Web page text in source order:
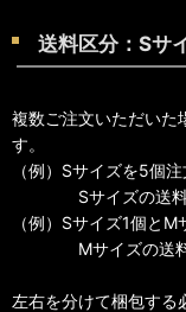
送料区分：Sサ
複数ご注文いただいた
す。
（例）Sサイズを5個
Sサイズの送料
（例）Sサイズ1個と
Mサイズの送料
左右を分けて梱包する